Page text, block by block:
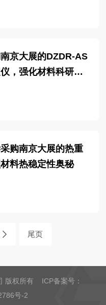
京大展的DZDR-AS
，强化材料科研能
购南京大展的热重
料热稳定性奥秘
尾页
版权所有 ICP备案号：
号-2